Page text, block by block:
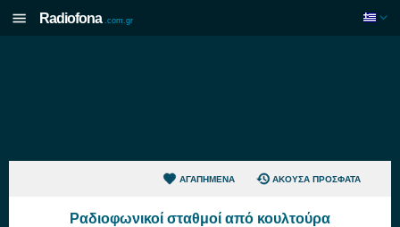
Radiofona .com.gr
ΑΓΑΠΗΜΈΝΑ ΆΚΟΥΣΑ ΠΡΌΣΦΑΤΑ
Ραδιοφωνικοί σταθμοί από κουλτούρα